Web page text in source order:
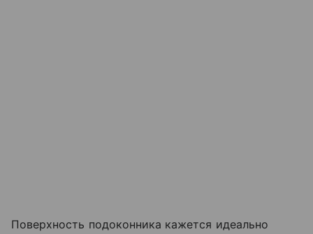
Поверхность подоконника кажется идеально